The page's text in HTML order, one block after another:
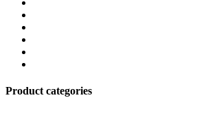
Product categories